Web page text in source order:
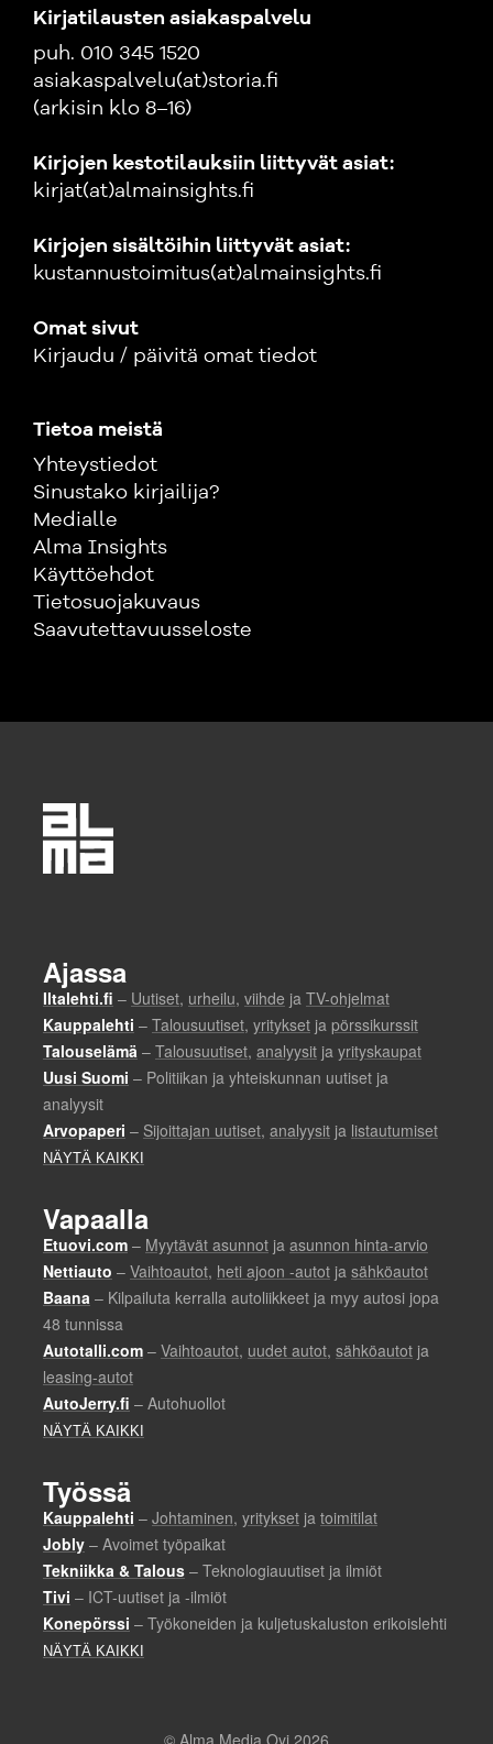
Kirjatilausten asiakaspalvelu
puh. 010 345 1520
asiakaspalvelu(at)storia.fi
(arkisin klo 8–16)
Kirjojen kestotilauksiin liittyvät asiat:
kirjat(at)almainsights.fi
Kirjojen sisältöihin liittyvät asiat:
kustannustoimitus(at)almainsights.fi
Omat sivut
Kirjaudu / päivitä omat tiedot
Tietoa meistä
Yhteystiedot
Sinustako kirjailija?
Medialle
Alma Insights
Käyttöehdot
Tietosuojakuvaus
Saavutettavuusseloste